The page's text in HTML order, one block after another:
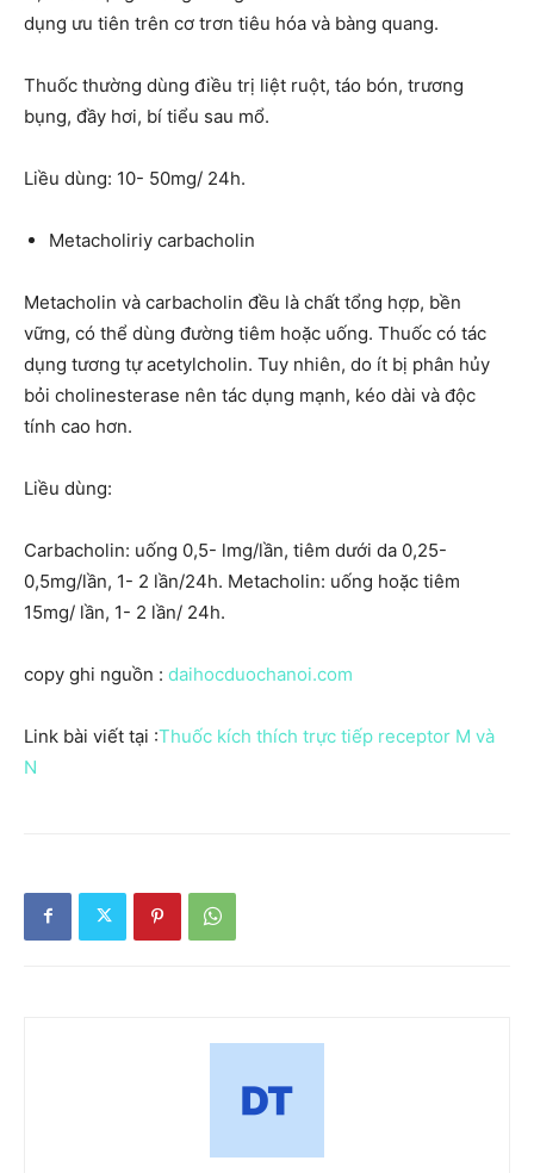
dụng ưu tiên trên cơ trơn tiêu hóa và bàng quang.
Thuốc thường dùng điều trị liệt ruột, táo bón, trương
bụng, đầy hơi, bí tiểu sau mổ.
Liều dùng: 10- 50mg/ 24h.
Metacholiriy carbacholin
Metacholin và carbacholin đều là chất tổng hợp, bền
vững, có thể dùng đường tiêm hoặc uống. Thuốc có tác
dụng tương tự acetylcholin. Tuy nhiên, do ít bị phân hủy
bỏi cholinesterase nên tác dụng mạnh, kéo dài và độc
tính cao hơn.
Liều dùng:
Carbacholin: uống 0,5- lmg/lần, tiêm dưới da 0,25-
0,5mg/lần, 1- 2 lần/24h. Metacholin: uống hoặc tiêm
15mg/ lần, 1- 2 lần/ 24h.
copy ghi nguồn : daihocduochanoi.com
Link bài viết tại :Thuốc kích thích trực tiếp receptor M và
N